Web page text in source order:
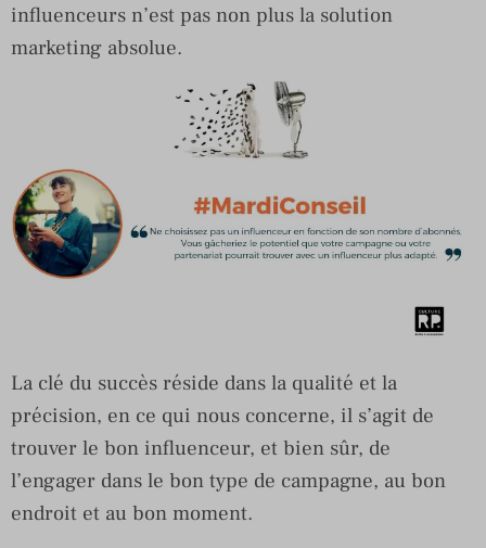
influenceurs n’est pas non plus la solution
marketing absolue.
La clé du succès réside dans la qualité et la
précision, en ce qui nous concerne, il s’agit de
trouver le bon influenceur, et bien sûr, de
l’engager dans le bon type de campagne, au bon
endroit et au bon moment.